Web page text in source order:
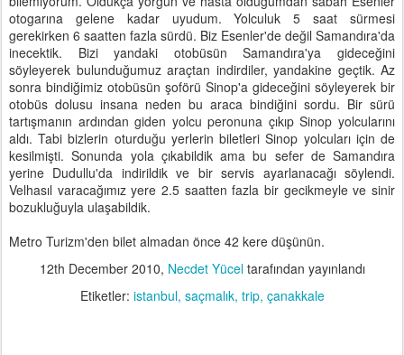
otogarına gelene kadar uyudum. Yolculuk 5 saat sürmesi
gerekirken 6 saatten fazla sürdü. Biz Esenler'de değil Samandıra'da
inecektik. Bizi yandaki otobüsün Samandıra'ya gideceğini
söyleyerek bulunduğumuz araçtan indirdiler, yandakine geçtik. Az
sonra bindiğimiz otobüsün şoförü Sinop'a gideceğini söyleyerek bir
otobüs dolusu insana neden bu araca bindiğini sordu. Bir sürü
tartışmanın ardından giden yolcu peronuna çıkıp Sinop yolcularını
aldı. Tabi bizlerin oturduğu yerlerin biletleri Sinop yolcuları için de
kesilmişti. Sonunda yola çıkabildik ama bu sefer de Samandıra
yerine Dudullu'da indirildik ve bir servis ayarlanacağı söylendi.
Velhasıl varacağımız yere 2.5 saatten fazla bir gecikmeyle ve sinir
bozukluğuyla ulaşabildik.
Metro Turizm'den bilet almadan önce 42 kere düşünün.
12th December 2010, Necdet Yüceltarafından yayınlandı
Etiketler: istanbul saçmalık trip çanakkale